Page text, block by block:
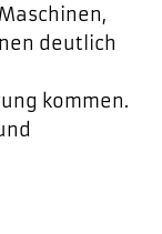
deutlich
kommen.